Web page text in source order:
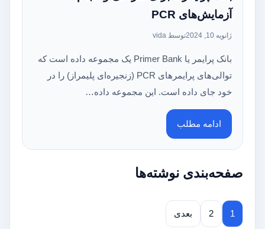
آزمایش‌های PCR
ژانویه 10, 2024 توسط vida
بانک پرایمر یا Primer Bank یک مجموعه داده است که
توالی‌های پرایمرهای PCR (زنجیره‌ای پلیمراز) را در
خود جای داده است. این مجموعه داده…
ادامه مطلب
صفحه‌بندی نوشته‌ها
1
2 بعدی